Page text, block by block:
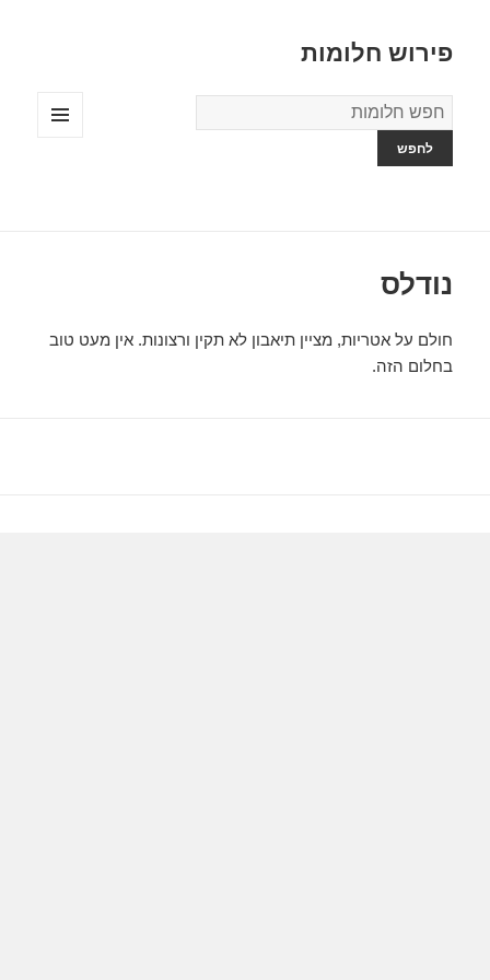
פירוש חלומות
מילון
החלומות
נודלס
חולם על אטריות, מציין תיאבון לא תקין ורצונות. אין מעט טוב
בחלום הזה.